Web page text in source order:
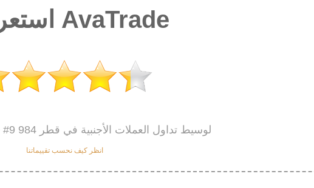
استعراض AvaTrade
ويصنف AvaTrade #9 984 لوسيط تداول العملات الأجنبية في قطر
انظر كيف نحسب تقييماتنا